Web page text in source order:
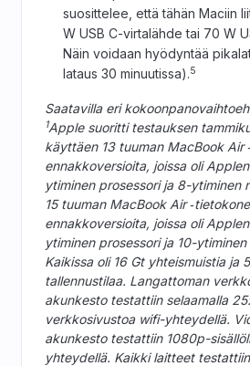
suosittelee, että tähän Maciin
W USB C-virtalähde tai 70 W
Näin voidaan hyödyntää
lataus 30 minuutissa).5
Saatavilla eri
1Apple suoritti testauksen
käyttäen 13 tuuman MacBook Air
ennakkoversioita, joissa oli
ytiminen prosessori ja 8-ytiminen
15 tuuman MacBook Air
ennakkoversioita, joissa oli
ytiminen prosessori ja 10-
Kaikissa oli 16 Gt yhteis­muistia ja
tallennustilaa. Langattoman
akunkesto testattiin selaamalla
verkkosivustoa wifi-yhteydellä.
akunkesto testattiin 1080p-
yhteydellä. Kaikki laitteet